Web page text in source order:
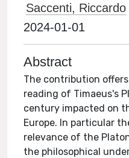
Saccenti, Riccardo
2024-01-01
Abstract
The contribution
reading of Timaeus's
century impacted on
Europe. In particular
relevance of the
the philosophical